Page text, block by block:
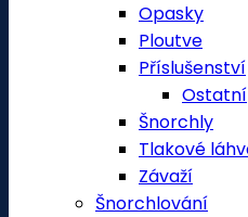
Opasky
Ploutve
Příslušenství
Ostatní
Šnorchly
Tlakové
Závaží
Šnorchlování